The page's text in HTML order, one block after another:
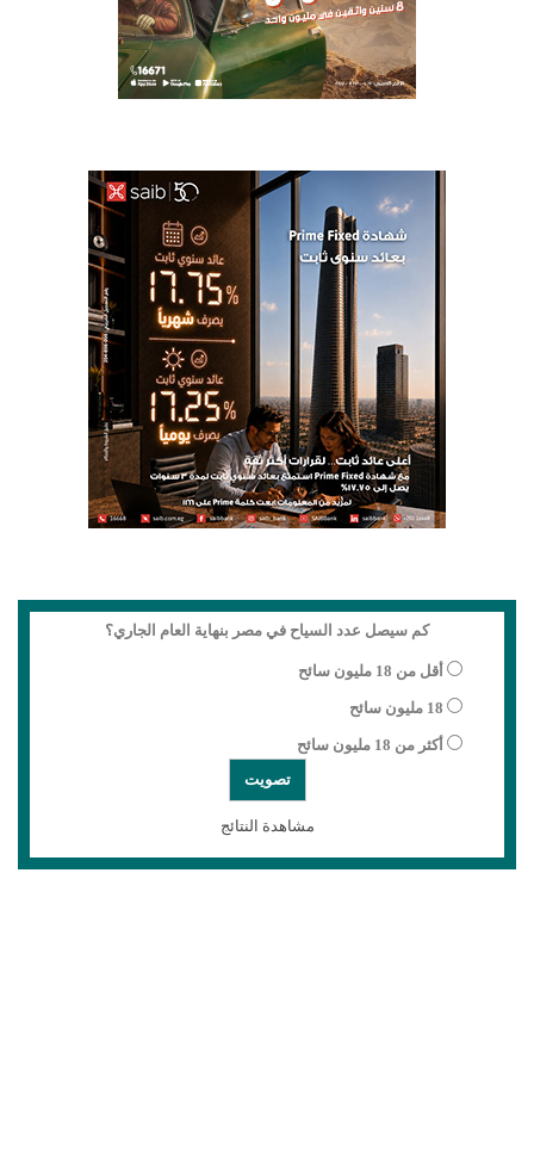
كم سيصل عدد السياح في مصر بنهاية العام الجاري؟
أقل من 18 مليون سائح
18 مليون سائح
أكثر من 18 مليون سائح
مشاهدة النتائج